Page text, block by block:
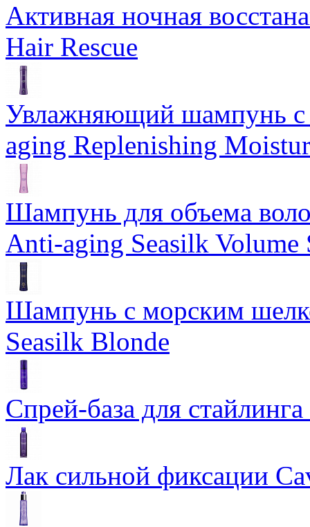
Активная ночная
Hair Rescue
Увлажняющий шампунь
aging Replenishing
Шампунь для объема
Anti-aging Seasilk Volume
Шампунь с морским
Seasilk Blonde
Спрей-база для
Лак сильной фиксации